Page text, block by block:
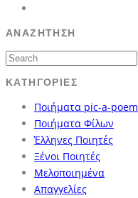
ΑΝΑΖΉΤΗΣΗ
ΚΑΤΗΓΟΡΊΕΣ
Ποιήματα pic-a-poem
Ποιήματα Φίλων
Έλληνες Ποιητές
Ξένοι Ποιητές
Μελοποιημένα
Απαγγελίες